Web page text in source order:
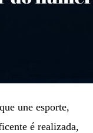
une esporte,
é realizada,